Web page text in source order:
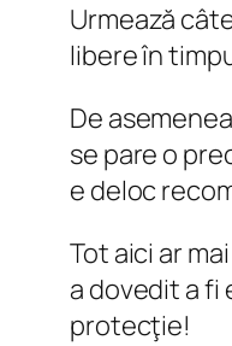
Urmează
libere în
De
se pare o
e deloc
Tot aici ar
a dovedit a fi
protecţie!